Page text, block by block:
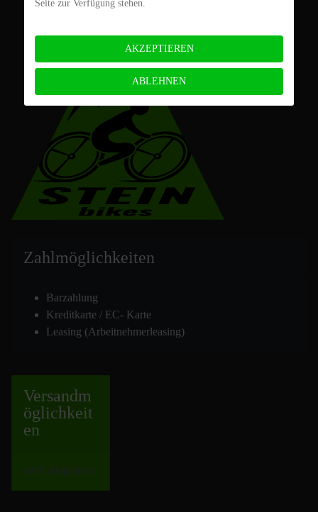
Zahlmöglichkeiten
Barzahlung
Kreditkarte / EC- Karte
Leasing (Arbeitnehmerleasing)
Versandm
öglichkeit
en
nach Absprache
Seite zur Verfügung stehen.
AKZEPTIEREN
ABLEHNEN